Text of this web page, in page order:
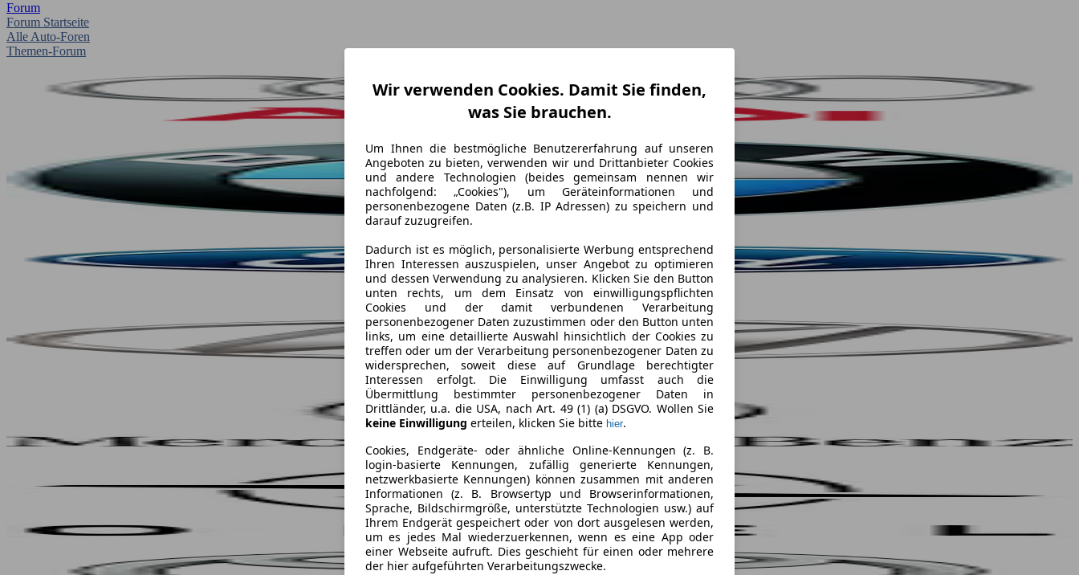
Forum
Forum Startseite
Alle Auto-Foren
Themen-Forum
Wir verwenden Cookies. Damit Sie finden,
was Sie brauchen.
Um Ihnen die bestmögliche Benutzererfahrung auf unseren
Angeboten zu bieten, verwenden wir und Drittanbieter Cookies
und andere Technologien (beides gemeinsam nennen wir
nachfolgend: „Cookies"), um Geräteinformationen und
personenbezogene Daten (z.B. IP Adressen) zu speichern und
darauf zuzugreifen.
Dadurch ist es möglich, personalisierte Werbung entsprechend
Ihren Interessen auszuspielen, unser Angebot zu optimieren
und dessen Verwendung zu analysieren. Klicken Sie den Button
unten rechts, um dem Einsatz von einwilligungspflichten
Cookies und der damit verbundenen Verarbeitung
personenbezogener Daten zuzustimmen oder den Button unten
links, um eine detaillierte Auswahl hinsichtlich der Cookies zu
treffen oder um der Verarbeitung personenbezogener Daten zu
widersprechen, soweit diese auf Grundlage berechtigter
Interessen erfolgt. Die Einwilligung umfasst auch die
Übermittlung bestimmter personenbezogener Daten in
Drittländer, u.a. die USA, nach Art. 49 (1) (a) DSGVO. Wollen Sie
keine Einwilligung erteilen, klicken Sie bitte hier.
Cookies, Endgeräte- oder ähnliche Online-Kennungen (z. B.
login-basierte Kennungen, zufällig generierte Kennungen,
netzwerkbasierte Kennungen) können zusammen mit anderen
Informationen (z. B. Browsertyp und Browserinformationen,
Sprache, Bildschirmgröße, unterstützte Technologien usw.) auf
Ihrem Endgerät gespeichert oder von dort ausgelesen werden,
um es jedes Mal wiederzuerkennen, wenn es eine App oder
einer Webseite aufruft. Dies geschieht für einen oder mehrere
der hier aufgeführten Verarbeitungszwecke.